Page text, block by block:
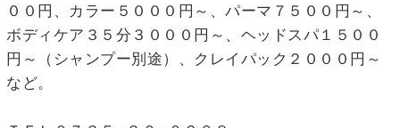
００円、カラー５０００円～、パーマ７５００円～、
ボディケア３５分３０００円～、ヘッドスパ１５００
円～（シャンプー別途）、クレイパック２０００円～
など。